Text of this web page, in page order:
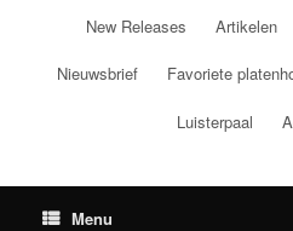
New Releases Artikelen
Nieuwsbrief Favoriete
Luisterpaal
Menu